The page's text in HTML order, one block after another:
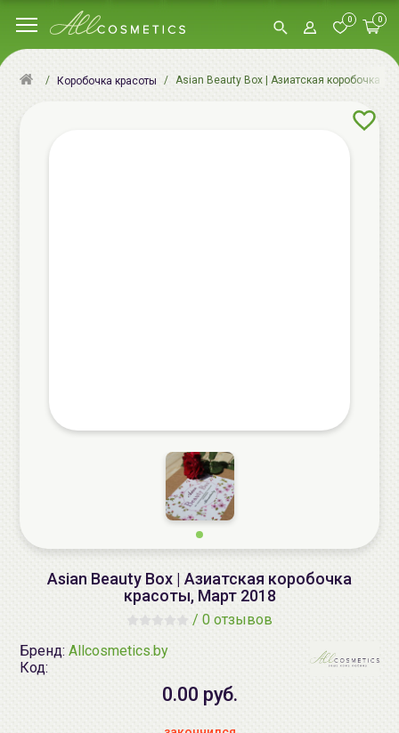
0 0
Коробочка красоты Asian Beauty Box | Азиатская коробочка
Asian Beauty Box | Азиатская коробочка
красоты, Март 2018
/ 0 отзывов
Бренд: Allcosmetics.by
Код:
0.00 руб.